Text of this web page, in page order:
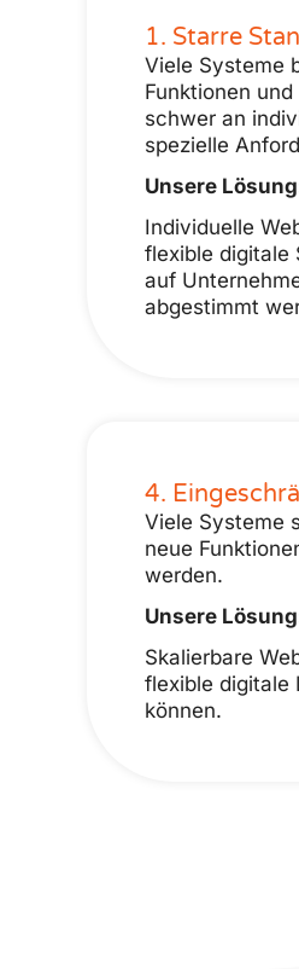
1. Starre
Viele Systeme
Funktionen
schwer an
spezielle
Unsere
Individuelle
flexible digitale
auf
abgestimmt
4.
Viele Systeme
neue
werden.
Unsere
Skalierbare
flexible digitale
können.